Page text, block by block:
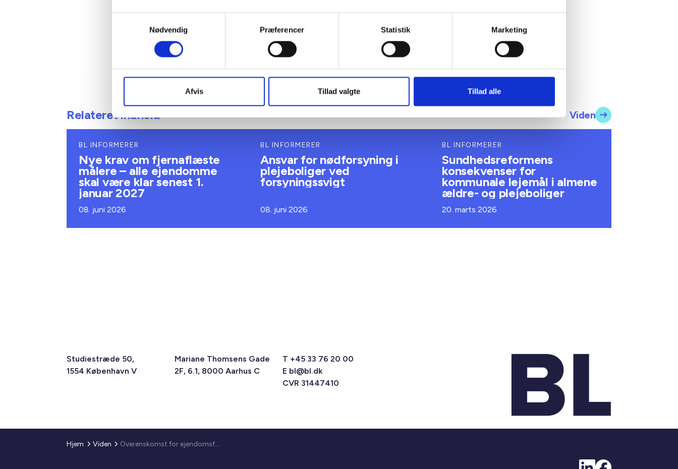
Nødvendig
Præferencer Statistik Marketing
Afvis Tillad valgte Tillad alle
Relateret indhold Viden
BL INFORMERER
Nye krav om fjernaflæste
målere – alle ejendomme
skal være klar senest 1.
januar 2027
08. juni 2026
BL INFORMERER
Ansvar for nødforsyning i
plejeboliger ved
forsyningssvigt
08. juni 2026
BL INFORMERER
Sundhedsreformens
konsekvenser for
kommunale lejemål i almene
ældre- og plejeboliger
20. marts 2026
Studiestræde 50,
1554 København V
Mariane Thomsens Gade
2F, 6.1, 8000 Aarhus C
T +45 33 76 20 00
E bl@bl.dk
CVR 31447410
Hjem Viden Overenskomst for ejendomsfunktionærer 2010 og ny løntabel